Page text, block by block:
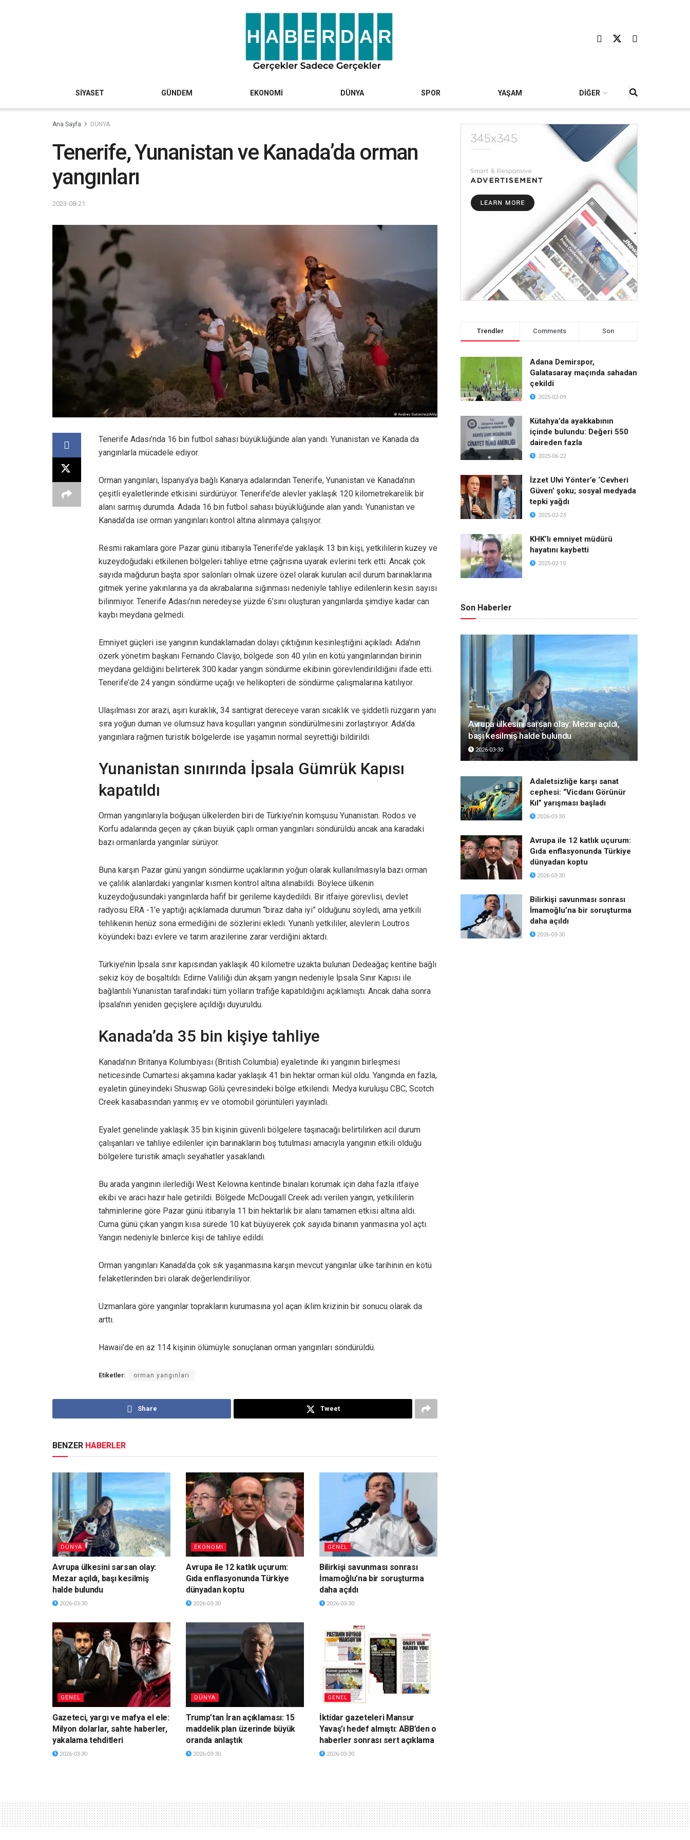
SİYASET GÜNDEM EKONOMİ DÜNYA SPOR YAŞAM DİĞER
Ana Sayfa DÜNYA
Tenerife, Yunanistan ve Kanada’da orman
yangınları
2023-08-21
Tenerife Adası’nda 16 bin futbol sahası büyüklüğünde alan yandı. Yunanistan ve Kanada da
yangınlarla mücadele ediyor.
Orman yangınları, İspanya’ya bağlı Kanarya adalarından Tenerife, Yunanistan ve Kanada’nın
çeşitli eyaletlerinde etkisini sürdürüyor. Tenerife’de alevler yaklaşık 120 kilometrekarelik bir
alanı sarmış durumda. Adada 16 bin futbol sahası büyüklüğünde alan yandı. Yunanistan ve
Kanada’da ise orman yangınları kontrol altına alınmaya çalışıyor.
Resmi rakamlara göre Pazar günü itibarıyla Tenerife’de yaklaşık 13 bin kişi, yetkililerin kuzey ve
kuzeydoğudaki etkilenen bölgeleri tahliye etme çağrısına uyarak evlerini terk etti. Ancak çok
sayıda mağdurun başta spor salonları olmak üzere özel olarak kurulan acil durum barınaklarına
gitmek yerine yakınlarına ya da akrabalarına sığınması nedeniyle tahliye edilenlerin kesin sayısı
bilinmiyor. Tenerife Adası’nın neredeyse yüzde 6’sını oluşturan yangınlarda şimdiye kadar can
kaybı meydana gelmedi.
Emniyet güçleri ise yangının kundaklamadan dolayı çıktığının kesinleştiğini açıkladı. Ada’nın
özerk yönetim başkanı Fernando Clavijo, bölgede son 40 yılın en kötü yangınlarından birinin
meydana geldiğini belirterek 300 kadar yangın söndürme ekibinin görevlendirildiğini ifade etti.
Tenerife’de 24 yangın söndürme uçağı ve helikopteri de söndürme çalışmalarına katılıyor.
Ulaşılması zor arazi, aşırı kuraklık, 34 santigrat dereceye varan sıcaklık ve şiddetli rüzgarın yanı
sıra yoğun duman ve olumsuz hava koşulları yangının söndürülmesini zorlaştırıyor. Ada’da
yangınlara rağmen turistik bölgelerde ise yaşamın normal seyrettiği bildirildi.
Yunanistan sınırında İpsala Gümrük Kapısı
kapatıldı
Orman yangınlarıyla boğuşan ülkelerden biri de Türkiye’nin komşusu Yunanistan. Rodos ve
Korfu adalarında geçen ay çıkan büyük çaplı orman yangınları söndürüldü ancak ana karadaki
bazı ormanlarda yangınlar sürüyor.
Buna karşın Pazar günü yangın söndürme uçaklarının yoğun olarak kullanılmasıyla bazı orman
ve çalılık alanlardaki yangınlar kısmen kontrol altına alınabildi. Böylece ülkenin
kuzeydoğusundaki yangınlarda hafif bir gerileme kaydedildi. Bir itfaiye görevlisi, devlet
radyosu ERA -1’e yaptığı açıklamada durumun “biraz daha iyi” olduğunu söyledi, ama yetkili
tehlikenin henüz sona ermediğini de sözlerini ekledi. Yunanlı yetkililer, alevlerin Loutros
köyündeki bazı evlere ve tarım arazilerine zarar verdiğini aktardı.
Türkiye’nin İpsala sınır kapısından yaklaşık 40 kilometre uzakta bulunan Dedeağaç kentine bağlı
sekiz köy de boşaltıldı. Edirne Valiliği dün akşam yangın nedeniyle İpsala Sınır Kapısı ile
bağlantılı Yunanistan tarafındaki tüm yolların trafiğe kapatıldığını açıklamıştı. Ancak daha sonra
İpsala’nın yeniden geçişlere açıldığı duyuruldu.
Kanada’da 35 bin kişiye tahliye
Kanada’nın Britanya Kolumbiyası (British Columbia) eyaletinde iki yangının birleşmesi
neticesinde Cumartesi akşamına kadar yaklaşık 41 bin hektar orman kül oldu. Yangında en fazla,
eyaletin güneyindeki Shuswap Gölü çevresindeki bölge etkilendi. Medya kuruluşu CBC, Scotch
Creek kasabasından yanmış ev ve otomobil görüntüleri yayınladı.
Eyalet genelinde yaklaşık 35 bin kişinin güvenli bölgelere taşınacağı belirtilirken acil durum
çalışanları ve tahliye edilenler için barınakların boş tutulması amacıyla yangının etkili olduğu
bölgelere turistik amaçlı seyahatler yasaklandı.
Bu arada yangının ilerlediği West Kelowna kentinde binaları korumak için daha fazla itfaiye
ekibi ve aracı hazır hale getirildi. Bölgede McDougall Creek adı verilen yangın, yetkililerin
tahminlerine göre Pazar günü itibarıyla 11 bin hektarlık bir alanı tamamen etkisi altına aldı.
Cuma günü çıkan yangın kısa sürede 10 kat büyüyerek çok sayıda binanın yanmasına yol açtı.
Yangın nedeniyle binlerce kişi de tahliye edildi.
Orman yangınları Kanada’da çok sık yaşanmasına karşın mevcut yangınlar ülke tarihinin en kötü
felaketlerinden biri olarak değerlendiriliyor.
Uzmanlara göre yangınlar toprakların kurumasına yol açan iklim krizinin bir sonucu olarak da
arttı.
Hawaii’de en az 114 kişinin ölümüyle sonuçlanan orman yangınları söndürüldü.
Etiketler: orman yangınları
Share Tweet
BENZER HABERLER
DÜNYA
Avrupa ülkesini sarsan olay:
Mezar açıldı, başı kesilmiş
halde bulundu
2026-03-30
EKONOMI
Avrupa ile 12 katlık uçurum:
Gıda enflasyonunda Türkiye
dünyadan koptu
2026-03-30
GENEL
Bilirkişi savunması sonrası
İmamoğlu’na bir soruşturma
daha açıldı
2026-03-30
GENEL
Gazeteci, yargı ve mafya el ele:
Milyon dolarlar, sahte haberler,
yakalama tehditleri
2026-03-30
DÜNYA
Trump’tan İran açıklaması: 15
maddelik plan üzerinde büyük
oranda anlaştık
2026-03-30
GENEL
İktidar gazeteleri Mansur
Yavaş’ı hedef almıştı: ABB’den o
haberler sonrası sert açıklama
2026-03-30
Trendler Comments Son
Adana Demirspor,
Galatasaray maçında sahadan
çekildi
2025-02-09
Kütahya’da ayakkabının
içinde bulundu: Değeri 550
daireden fazla
2025-06-22
İzzet Ulvi Yönter’e ‘Cevheri
Güven’ şoku; sosyal medyada
tepki yağdı
2025-02-23
KHK’lı emniyet müdürü
hayatını kaybetti
2025-02-10
Son Haberler
Avrupa ülkesini sarsan olay: Mezar açıldı,
başı kesilmiş halde bulundu
2026-03-30
Adaletsizliğe karşı sanat
cephesi: “Vicdanı Görünür
Kıl” yarışması başladı
2026-03-30
Avrupa ile 12 katlık uçurum:
Gıda enflasyonunda Türkiye
dünyadan koptu
2026-03-30
Bilirkişi savunması sonrası
İmamoğlu’na bir soruşturma
daha açıldı
2026-03-30